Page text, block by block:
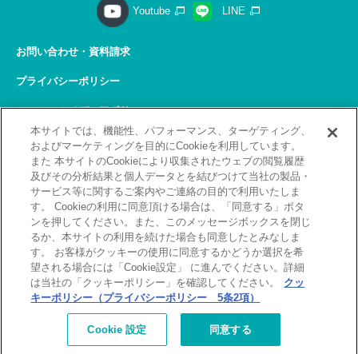
Youtube
LINE
お問い合わせ・資料請求
プライバシーポリシー
ソーシャルメディアポリシー
サイトの利用について
サイトマップ
関連リンク
採用情報
Copyright(C) 2026 Kobelco Training Services Co,.Ltd.
All rights reserved.
[北九州]
補講が必要なお客様へ
お詫びとお願い
本サイトでは、機能性、パフォーマンス、ターゲティング、
およびマーケティングを目的にCookieを利用しています。
また 本サイトのCookieにより収集されたウェブの閲覧履歴
及びその分析結果と個人データとを結びつけて当社の製品・
サービス等に関するご案内やご連絡の目的で利用いたしま
す。 Cookieの利用に同意頂ける場合は、「同意する」ボタ
ンを押してください。また、このメッセージボックスを閉じ
るか、本サイトの利用を続けた場合も同意したとみなしま
す。 お客様がクッキーの使用に同意するかどうか選択を希
望される場合には「Cookie設定」 に進んでください。詳細
は当社の「クッキーポリシー」を確認してください。
クッ
キーポリシー（プライバシーポリシー 5条2項）
Cookie 設定 同意する